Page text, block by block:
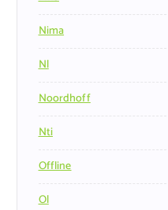
Nima
Nl
Noordhoff
Nti
Offline
Ol